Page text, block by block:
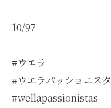
10/97
#ウエラ
#ウエラパッショニスタ
#wellapassionistas